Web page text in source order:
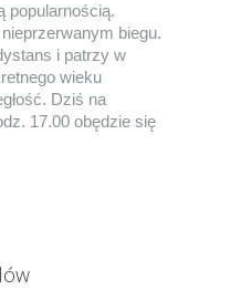
popularnością.
biegu.
i patrzy w
wieku
Dziś na
17.00 obędzie się